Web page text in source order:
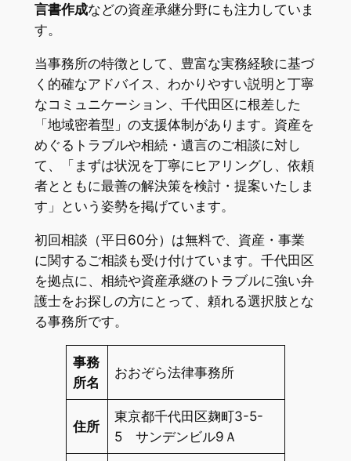
言書作成などの資産承継分野にも注力していま
す。
当事務所の特徴として、豊富な実務経験に基づ
く的確なアドバイス、わかりやすい説明と丁寧
なコミュニケーション、千代田区に根差した
「地域密着型」の支援体制があります。資産を
めぐるトラブルや相続・遺言のご相談に対し
て、「まずは状況を丁寧にヒアリングし、依頼
者とともに最善の解決策を検討・提案いたしま
す」という姿勢を掲げています。
初回相談（平日60分）は無料で、資産・事業
に関するご相談も受け付けています。千代田区
を拠点に、相続や資産承継のトラブルに強い弁
護士をお探しの方にとって、頼れる選択肢とな
る事務所です。
事務
所名
おおぞら法律事務所
住所
東京都千代田区麹町3-5-
5 サンデンビル9Ａ